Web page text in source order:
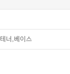
테너,베이스